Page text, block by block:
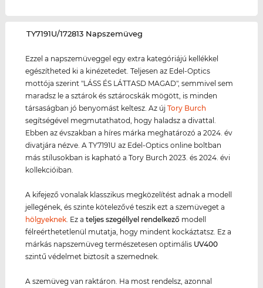
‌TY7191U/172813 Napszemüveg
Ezzel a napszemüveggel egy extra kategóriájú kellékkel
egészítheted ki a kinézetedet. Teljesen az Edel-Optics
mottója szerint "LÁSS ÉS LÁTTASD MAGAD", semmivel sem
maradsz le a sztárok és sztárocskák mögött, is minden
társaságban jó benyomást keltesz. Az újTory Burch
segítségével megmutathatod, hogy haladsz a divattal.
Ebben az évszakban a híres márka meghatározó a 2024. év
divatjára nézve. A TY7191U az Edel-Optics online boltban
más stílusokban is kapható a Tory Burch 2023. és 2024. évi
kollekcióiban.
A kifejező vonalak klasszikus megközelítést adnak a modell
jellegének, és szinte kötelezővé teszik ezt a szemüveget a
hölgyeknek . Ez ateljes szegéllyel rendelkező modell
félreérthetetlenül mutatja, hogy mindent kockáztatsz. Ez a
márkás napszemüveg természetesen optimális UV400
szintű védelmet biztosít a szemednek.
A szemüveg van raktáron. Ha most rendelsz, azonnal